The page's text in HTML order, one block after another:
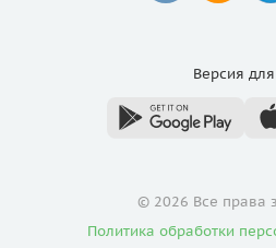
Версия для
© 2026 Все права
Политика обработки